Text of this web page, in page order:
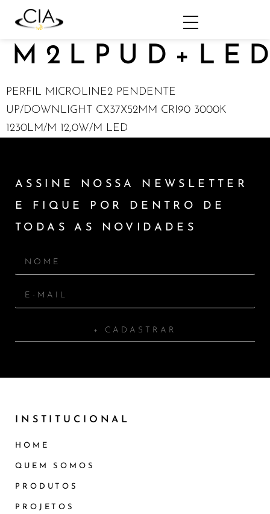
PERFIL MICROLINE2 PENDENTE
UP/DOWNLIGHT CX37X52MM CRI90 3000K
1230LM/M 12,0W/M LED
ASSINE NOSSA NEWSLETTER
E FIQUE POR DENTRO DE
TODAS AS NOVIDADES
+ CADASTRAR
INSTITUCIONAL
HOME
QUEM SOMOS
PRODUTOS
PROJETOS